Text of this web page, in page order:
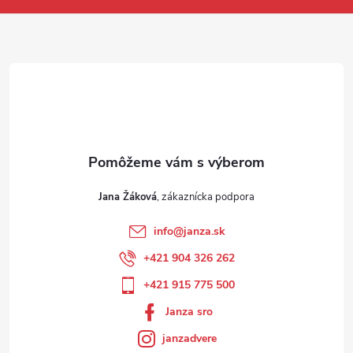
Jana Žáková
info@janza.sk
+421 904 326 262
+421 915 775 500
Janza sro
janzadvere